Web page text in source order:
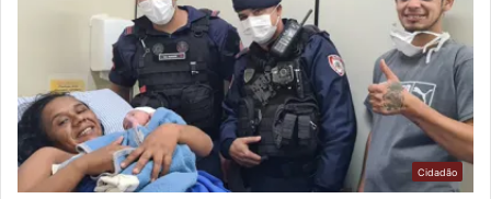
Cidadão